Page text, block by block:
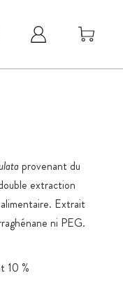
provenant du
extraction
Extrait
ni PEG.
10 %